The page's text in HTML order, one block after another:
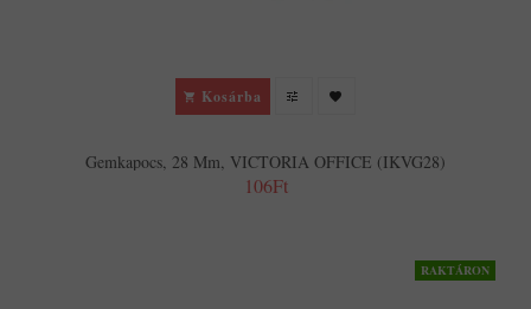
Kosárba
Gemkapocs, 28 Mm, VICTORIA OFFICE (IKVG28)
106Ft
RAKTÁRON